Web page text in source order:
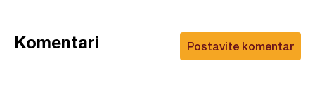
Postavite komentar
Komentari